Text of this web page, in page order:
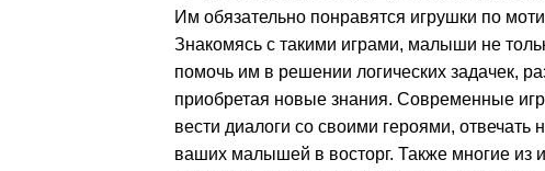
Им обязательно понравятся игрушки по
Знакомясь с такими играми, малыши не
помочь им в решении логических задачек,
приобретая новые знания. Современные
вести диалоги со своими героями,
ваших малышей в восторг. Также многие из